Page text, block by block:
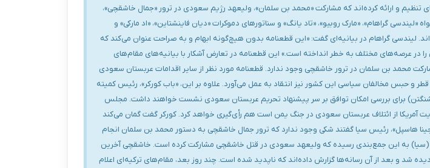
و ارائه کرده‌اند که مشارکت «محمد بن سلمان»، ولیعهد رژیم سعودی در ترور «جمال خاشقچی»،
گراهام»، «مارک روبیو»، «تاد یانگ» و سناتورهای دموکرات «دیان فاینشتاین»، «اد مارکی» و
لیندسی گراهام در بیانیه‌ای گفت: «این قطعنامه بدون هیچ‌‌گونه ابهام و به صراحت عنوان می‌کند که
در عرصه‌های مختلف به خطر انداخته است.» این قطعنامه در تعارض آشکار با بیانیه‌های مقام‌های
محمد بن سلمان در ترور خاشقچی وجود ندارد. قطعنامه مورد نظر از سایر اقدامات عربستان سعودی
و حبس مخالفان سیاسی این کشور نیز انتقاد به عمل می‌آورد. علاوه بر این، «باب کورکر»، رئیس کمیته
برای بررسی امکان توافق بر سر پیشنهاد تحریم عربستان سعودی نشست خواهند داشت. مجلس
آمریکا از ائتلاف عربستان سعودی در جنگ یمن است هم رأی‌گیری خواهد کرد. کورکر گفت گمان می‌کند
هاسپل»، رئیس سیا گفتند شکی وجود ندارد که ترور جمال خاشقچی به دستور محمد بن سلمان انجام
(سیا) به این جمع‌بندی رسیده که ولیعهد سعودی در قتل خاشقچی مشارکت کرده است. خاشقچی آخرین
دیده شد و بعد از آن رسانه‌ها گزارش داده‌اند که ناپدید شده است. چند روز بعد، مقام‌های ترکیه‌ای اعلام